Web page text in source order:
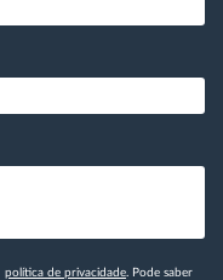
política de privacidade . Pode saber